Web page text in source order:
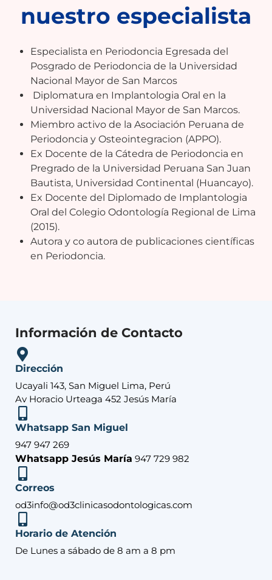
nuestro especialista
Especialista en Periodoncia Egresada del
Posgrado de Periodoncia de la Universidad
Nacional Mayor de San Marcos
Diplomatura en Implantologia Oral en la
Universidad Nacional Mayor de San Marcos.
Miembro activo de la Asociación Peruana de
Periodoncia y Osteointegracion (APPO).
Ex Docente de la Cátedra de Periodoncia en
Pregrado de la Universidad Peruana San Juan
Bautista, Universidad Continental (Huancayo).
Ex Docente del Diplomado de Implantologia
Oral del Colegio Odontología Regional de Lima
(2015).
Autora y co autora de publicaciones científicas
en Periodoncia.
Información de Contacto
Dirección
Ucayali 143, San Miguel Lima, Perú
Av Horacio Urteaga 452 Jesús María
Whatsapp San Miguel
947 947 269
Whatsapp Jesús María 947 729 982
Correos
od3info@od3clinicasodontologicas.com
Horario de Atención
De Lunes a sábado de 8 am a 8 pm